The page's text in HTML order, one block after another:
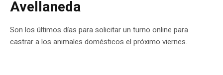
Avellaneda
Son los últimos días para solicitar un turno online para
castrar a los animales domésticos el próximo viernes.